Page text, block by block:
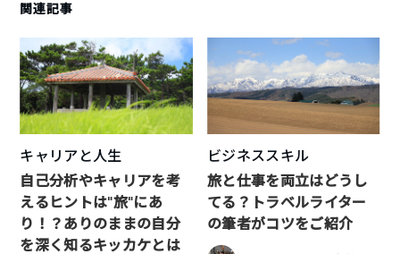
関連記事
キャリアと人生
自己分析やキャリアを考
えるヒントは”旅”にあ
り！？ありのままの自分
を深く知るキッカケとは
ビジネススキル
旅と仕事を両立はどうし
てる？トラベルライター
の筆者がコツをご紹介